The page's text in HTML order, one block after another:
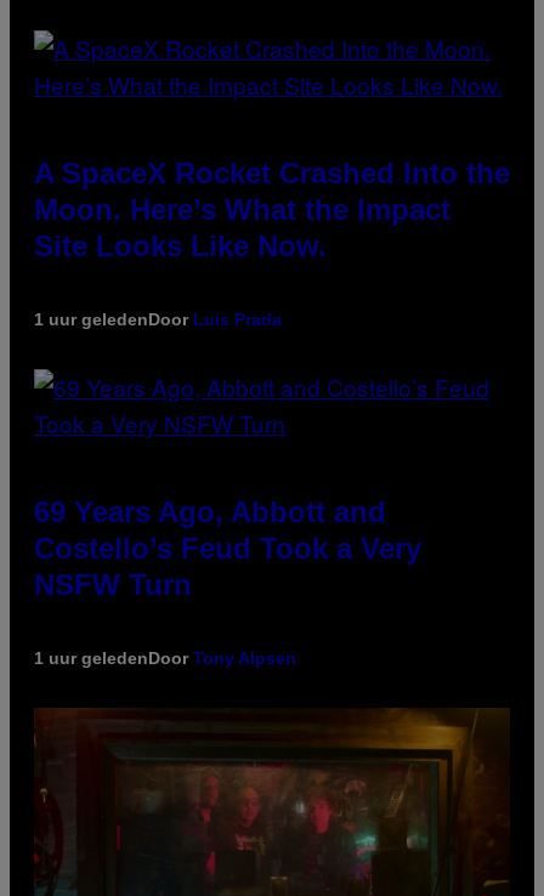
A SpaceX Rocket Crashed Into the
Moon. Here’s What the Impact
Site Looks Like Now.
1 uur geledenDoor Luis Prada
69 Years Ago, Abbott and
Costello’s Feud Took a Very
NSFW Turn
1 uur geledenDoorTony Alpsen